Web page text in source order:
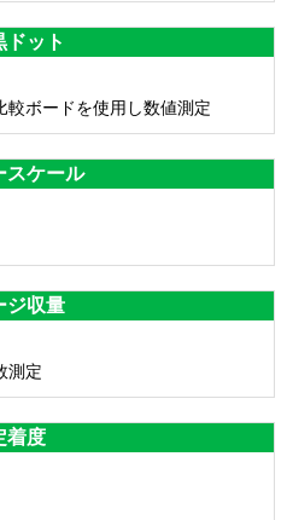
ドット
較ボードを使用し数値測定
スケール
ジ収量
測定
着度